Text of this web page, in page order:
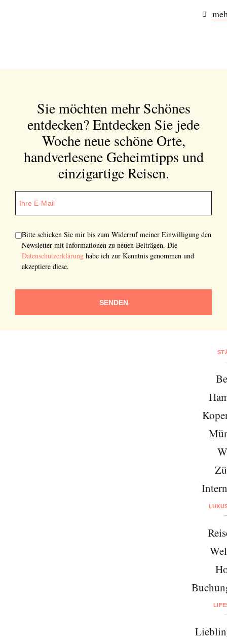
Sie möchten mehr Schönes
entdecken?Entdecken Sie jede
Woche neue schöne Orte,
handverlesene Geheimtipps und
einzigartige Reisen.
Bitte schicken Sie mir bis zum Widerruf meiner Einwilligung den
Newsletter mit Informationen zu neuen Beiträgen. Die
Datenschutzerklärung habe ich zur Kenntnis genommen und
akzeptiere diese.
SENDEN